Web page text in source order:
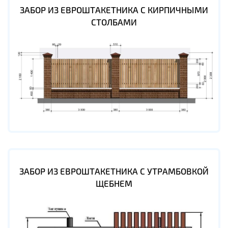
ЗАБОР ИЗ ЕВРОШТАКЕТНИКА С КИРПИЧНЫМИ
СТОЛБАМИ
ЗАБОР ИЗ ЕВРОШТАКЕТНИКА С УТРАМБОВКОЙ
ЩЕБНЕМ